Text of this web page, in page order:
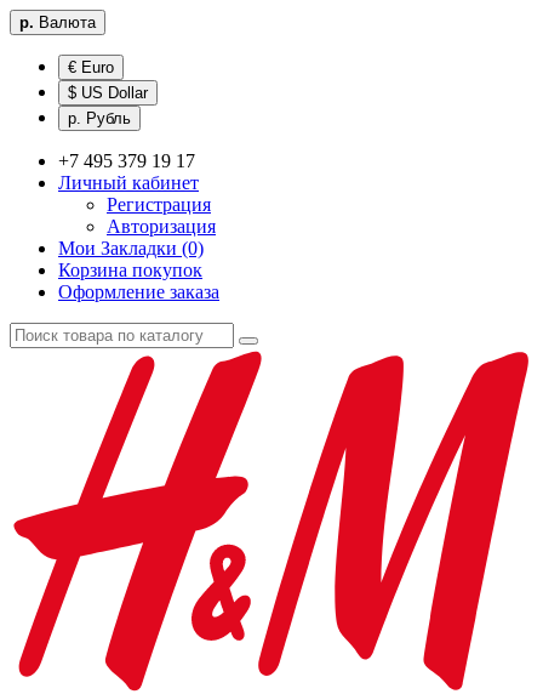
р. Валюта
€ Euro
$ US Dollar
р. Рубль
+7 495 379 19 17
Личный кабинет
Регистрация
Авторизация
Мои Закладки (0)
Корзина покупок
Оформление заказа